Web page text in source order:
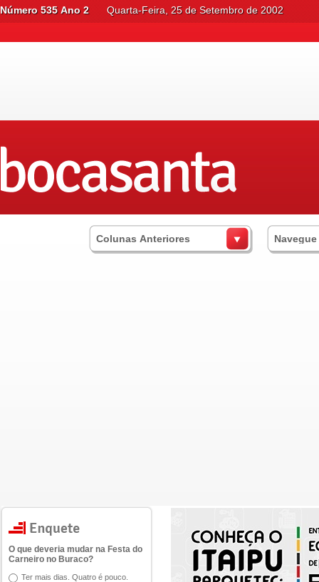
Número 535 Ano 2 Quarta-Feira, 25 de Setembro de 2002
Colunas Anteriores
O que deveria mudar na Festa do
Carneiro no Buraco?
Ter mais dias. Quatro é pouco.